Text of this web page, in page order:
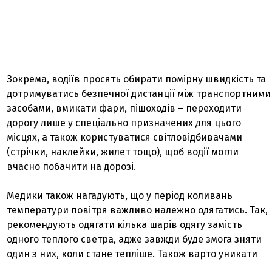
Зокрема, водіїв просять обирати помірну швидкість та
дотримуватись безпечної дистанції між транспортними
засобами, вмикати фари, пішоходів – переходити
дорогу лише у спеціально призначених для цього
місцях, а також користуватися світловідбивачами
(стрічки, наклейки, жилет тощо), щоб водії могли
вчасно побачити на дорозі.
Медики також нагадують, що у період коливань
температури повітря важливо належно одягатись. Так,
рекомендують одягати кілька шарів одягу замість
одного теплого светра, адже завжди буде змога зняти
один з них, коли стане тепліше. Також варто уникати